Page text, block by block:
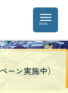
ーン実施中）